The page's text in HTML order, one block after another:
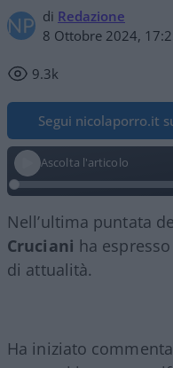
di Redazione
8 Ottobre 2024,
9.3k
Segui nicolaporro.it
Ascolta l'articolo
Nell’ultima puntata
Cruciani ha
di attualità.
Ha iniziato